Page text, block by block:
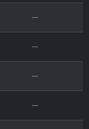
---
---
---
---